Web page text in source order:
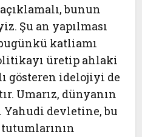
bunun
Şu an yapılması
katliamı
üretip ahlaki
gösteren idelojiyi de
Umarız, dünyanın
Yahudi devletine, bu